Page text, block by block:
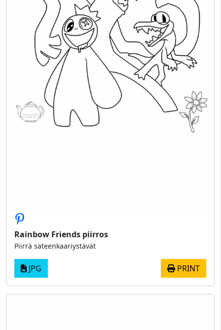
Rainbow Friends piirros
Piirrä sateenkaariystävät
JPG PRINT